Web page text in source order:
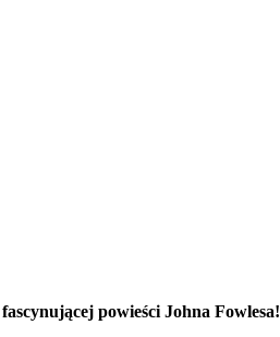
powieści Johna Fowlesa!